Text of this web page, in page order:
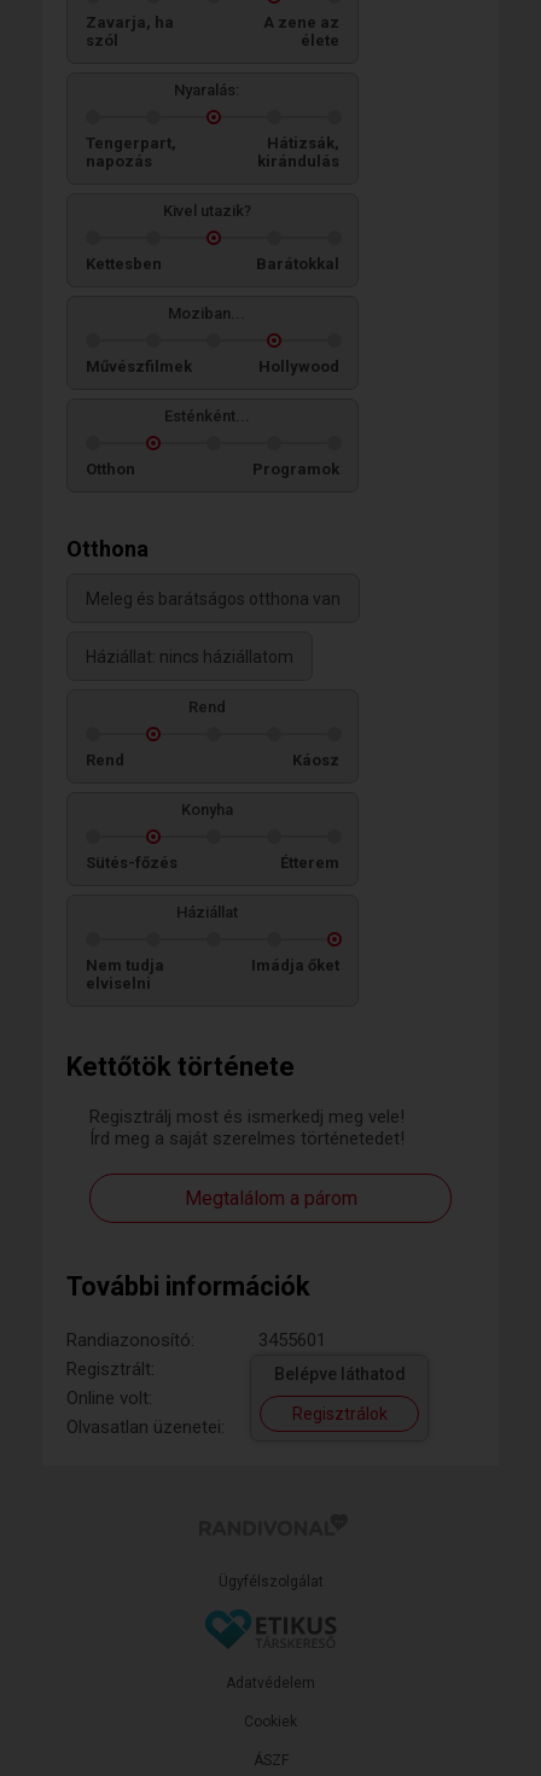
Kettőtök története
Regisztrálj most és ismerkedj meg vele!
Írd meg a saját szerelmes történetedet!
Megtalálom a párom
További információk
Randiazonosító:
3455601
Regisztrált:
Online volt:
Olvasatlan üzenetei:
Belépve láthatod
Regisztrálok
Zavarja, ha
szól
A zene az
élete
Nyaralás:
Tengerpart,
napozás
Hátizsák,
kirándulás
Kivel utazik?
Kettesben Barátokkal
Moziban...
Művészfilmek Hollywood
Esténként...
Otthon Programok
Otthona
Meleg és barátságos otthona van
Háziállat: nincs háziállatom
Rend
Rend Káosz
Konyha
Sütés-főzés Étterem
Háziállat
Nem tudja
elviselni
Imádja őket
Ügyfélszolgálat
ÁSZF
Adatvédelem
Cookiek